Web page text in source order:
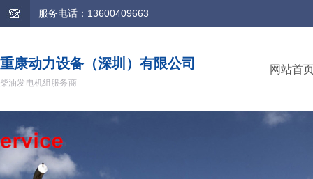
服务电话：13600409663
重康动力设备（深圳）有限公司
柴油发电机组服务商
网站首